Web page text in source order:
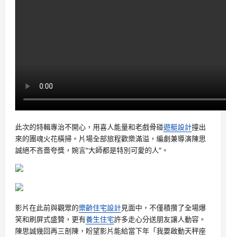
此次的特輯專治不開心，用喜人能量和老戲骨碰遊艇設計撞出
來的團魂火花橫掃。片場全部旅程歡樂滿溢，編劇兼導演陳思
誠絕不吝嗇夸獎，婉言“大師都是特別可愛的人”。
影片在此前與觀眾的樂齡住宅設計見面中，不僅積攢了全場爆
笑和刷屏式盛贊，更有養生住宅許多走心分送朋友讓人動容。
陳思誠幾回再三剖陳，盼望影片能給當下年「我要啟動天秤座